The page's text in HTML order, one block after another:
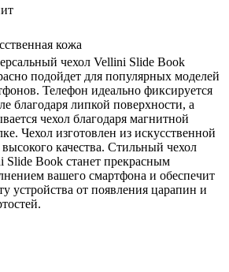
кожа
чехол Vellini Slide Book
подойдет для популярных моделей
Телефон идеально фиксируется
благодаря липкой поверхности, а
чехол благодаря магнитной
Чехол изготовлен из искусственной
качества. Стильный чехол
Slide Book станет прекрасным
вашего смартфона и обеспечит
устройства от появления царапин и